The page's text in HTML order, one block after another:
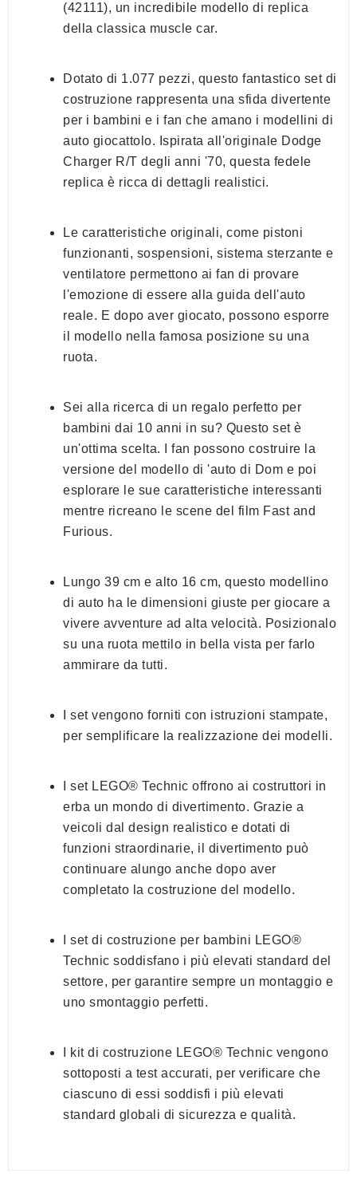
(42111), un incredibile modello di replica
della classica muscle car.
Dotato di 1.077 pezzi, questo fantastico set di
costruzione rappresenta una sfida divertente
per i bambini e i fan che amano i modellini di
auto giocattolo. Ispirata all'originale Dodge
Charger R/T degli anni '70, questa fedele
replica è ricca di dettagli realistici.
Le caratteristiche originali, come pistoni
funzionanti, sospensioni, sistema sterzante e
ventilatore permettono ai fan di provare
l'emozione di essere alla guida dell'auto
reale. E dopo aver giocato, possono esporre
il modello nella famosa posizione su una
ruota.
Sei alla ricerca di un regalo perfetto per
bambini dai 10 anni in su? Questo set è
un'ottima scelta. I fan possono costruire la
versione del modello di 'auto di Dom e poi
esplorare le sue caratteristiche interessanti
mentre ricreano le scene del film Fast and
Furious.
Lungo 39 cm e alto 16 cm, questo modellino
di auto ha le dimensioni giuste per giocare a
vivere avventure ad alta velocità. Posizionalo
su una ruota mettilo in bella vista per farlo
ammirare da tutti.
I set vengono forniti con istruzioni stampate,
per semplificare la realizzazione dei modelli.
I set LEGO® Technic offrono ai costruttori in
erba un mondo di divertimento. Grazie a
veicoli dal design realistico e dotati di
funzioni straordinarie, il divertimento può
continuare alungo anche dopo aver
completato la costruzione del modello.
I set di costruzione per bambini LEGO®
Technic soddisfano i più elevati standard del
settore, per garantire sempre un montaggio e
uno smontaggio perfetti.
I kit di costruzione LEGO® Technic vengono
sottoposti a test accurati, per verificare che
ciascuno di essi soddisfi i più elevati
standard globali di sicurezza e qualità.